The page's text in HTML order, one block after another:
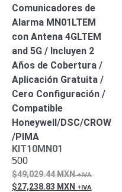
Industriales
Energía
Adaptadores
de
ParedBaterías Fuentes
de
AlimentaciónFuentes
de
Alimentación
Respaldo
PoE PDUPlantas
de
Comunicadores de
Alarma MN01LTEM
con Antena 4GLTEM
and 5G / Incluyen 2
Años de Cobertura /
Aplicación Gratuita /
Cero Configuración /
Compatible
Honeywell/DSC/CROW
/PIMA
KIT10MN01
500
49,029.44MXN
27,238.83 MXN